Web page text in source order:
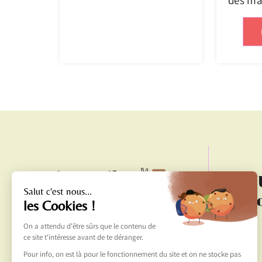
Liens utiles ✌
Informations sur les cookies
Politique de confidentialité